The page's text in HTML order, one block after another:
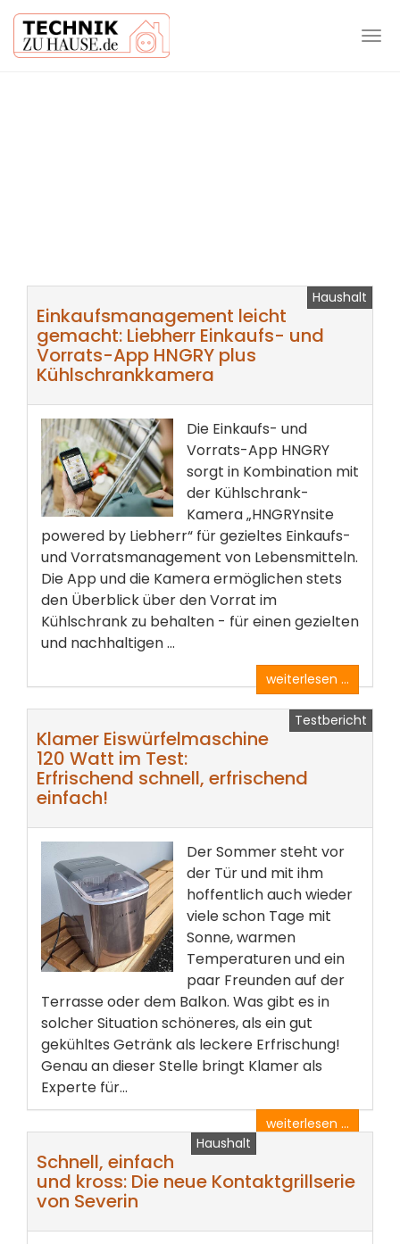
Haushalt
Einkaufsmanagement leicht
gemacht: Liebherr Einkaufs- und
Vorrats-App HNGRY plus
Kühlschrankkamera
Die Einkaufs- und
Vorrats-App HNGRY
sorgt in Kombination mit
der Kühlschrank-
Kamera „HNGRYnsite
powered by Liebherr“ für gezieltes Einkaufs-
und Vorratsmanagement von Lebensmitteln.
Die App und die Kamera ermöglichen stets
den Überblick über den Vorrat im
Kühlschrank zu behalten - für einen gezielten
und nachhaltigen ...
weiterlesen ...
Testbericht
Klamer Eiswürfelmaschine
120 Watt im Test:
Erfrischend schnell, erfrischend
einfach!
Der Sommer steht vor
der Tür und mit ihm
hoffentlich auch wieder
viele schon Tage mit
Sonne, warmen
Temperaturen und ein
paar Freunden auf der
Terrasse oder dem Balkon. Was gibt es in
solcher Situation schöneres, als ein gut
gekühltes Getränk als leckere Erfrischung!
Genau an dieser Stelle bringt Klamer als
Experte für...
weiterlesen ...
Haushalt
Schnell, einfach
und kross: Die neue Kontaktgrillserie
von Severin